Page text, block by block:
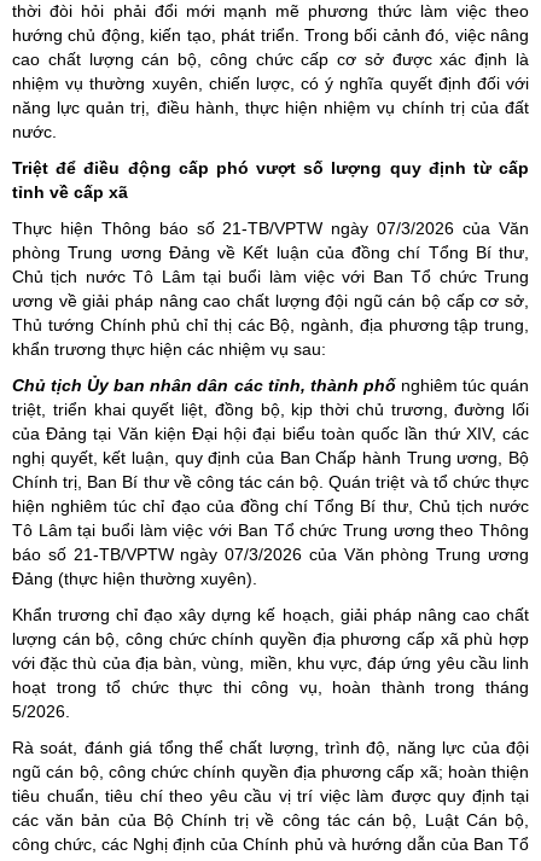
thời đòi hỏi phải đổi mới mạnh mẽ phương thức làm việc theo
hướng chủ động, kiến tạo, phát triển. Trong bối cảnh đó, việc nâng
cao chất lượng cán bộ, công chức cấp cơ sở được xác định là
nhiệm vụ thường xuyên, chiến lược, có ý nghĩa quyết định đối với
năng lực quản trị, điều hành, thực hiện nhiệm vụ chính trị của đất
nước.
Triệt để điều động cấp phó vượt số lượng quy định từ cấp
tỉnh về cấp xã
Thực hiện Thông báo số 21-TB/VPTW ngày 07/3/2026 của Văn
phòng Trung ương Đảng về Kết luận của đồng chí Tổng Bí thư,
Chủ tịch nước Tô Lâm tại buổi làm việc với Ban Tổ chức Trung
ương về giải pháp nâng cao chất lượng đội ngũ cán bộ cấp cơ sở,
Thủ tướng Chính phủ chỉ thị các Bộ, ngành, địa phương tập trung,
khẩn trương thực hiện các nhiệm vụ sau:
Chủ tịch Ủy ban nhân dân các tỉnh, thành phốnghiêm túc quán
triệt, triển khai quyết liệt, đồng bộ, kịp thời chủ trương, đường lối
của Đảng tại Văn kiện Đại hội đại biểu toàn quốc lần thứ XIV, các
nghị quyết, kết luận, quy định của Ban Chấp hành Trung ương, Bộ
Chính trị, Ban Bí thư về công tác cán bộ. Quán triệt và tổ chức thực
hiện nghiêm túc chỉ đạo của đồng chí Tổng Bí thư, Chủ tịch nước
Tô Lâm tại buổi làm việc với Ban Tổ chức Trung ương theo Thông
báo số 21-TB/VPTW ngày 07/3/2026 của Văn phòng Trung ương
Đảng (thực hiện thường xuyên).
Khẩn trương chỉ đạo xây dựng kế hoạch, giải pháp nâng cao chất
lượng cán bộ, công chức chính quyền địa phương cấp xã phù hợp
với đặc thù của địa bàn, vùng, miền, khu vực, đáp ứng yêu cầu linh
hoạt trong tổ chức thực thi công vụ, hoàn thành trong tháng
5/2026.
Rà soát, đánh giá tổng thể chất lượng, trình độ, năng lực của đội
ngũ cán bộ, công chức chính quyền địa phương cấp xã; hoàn thiện
tiêu chuẩn, tiêu chí theo yêu cầu vị trí việc làm được quy định tại
các văn bản của Bộ Chính trị về công tác cán bộ, Luật Cán bộ,
công chức, các Nghị định của Chính phủ và hướng dẫn của Ban Tổ